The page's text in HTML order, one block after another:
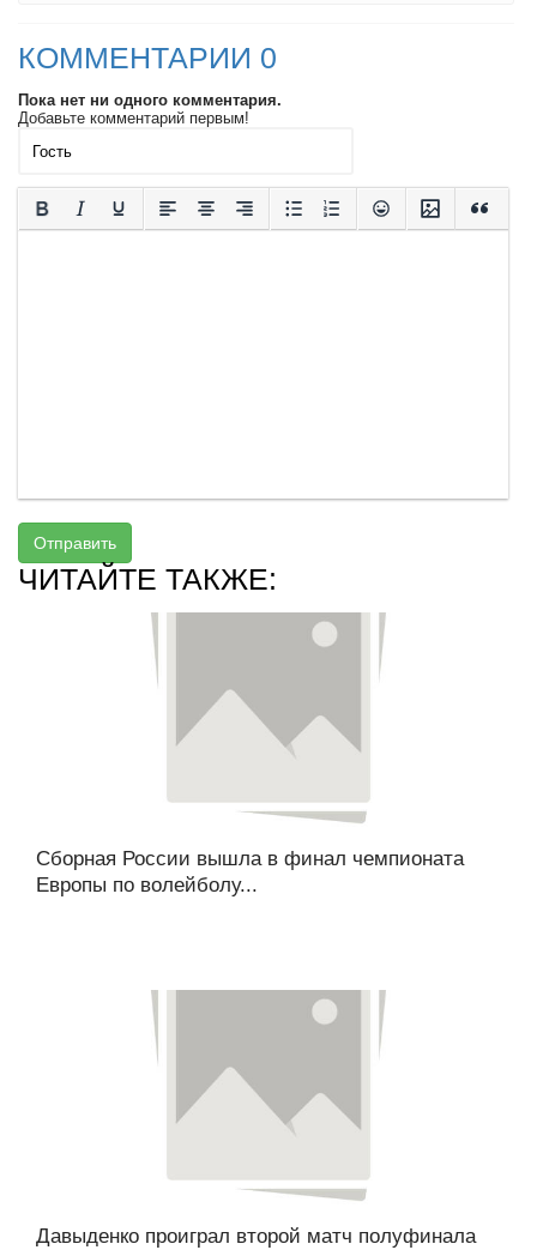
КОММЕНТАРИИ 0
Пока нет ни одного комментария.
Добавьте комментарий первым!
Отправить
ЧИТАЙТЕ ТАКЖЕ:
Сборная России вышла в финал чемпионата
Европы по волейболу...
Давыденко проиграл второй матч полуфинала